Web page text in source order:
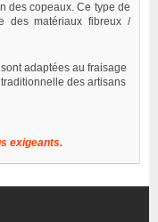
des copeaux. Ce type de
des matériaux fibreux /
adaptées au fraisage
des artisans
exigeants.